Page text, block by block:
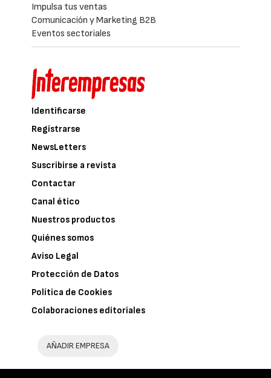
Impulsa tus ventas
Comunicación y Marketing B2B
Eventos sectoriales
Identificarse
Registrarse
NewsLetters
Suscribirse a revista
Contactar
Canal ético
Nuestros productos
Quiénes somos
Aviso Legal
Protección de Datos
Política de Cookies
Colaboraciones editoriales
AÑADIR EMPRESA